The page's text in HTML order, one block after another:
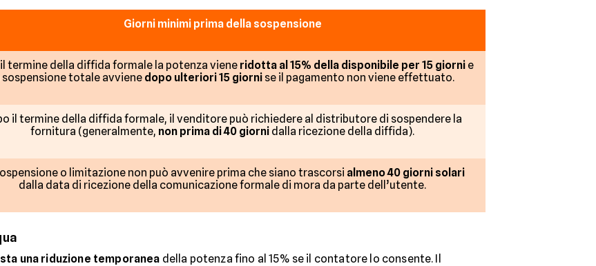
Giorni minimi prima della sospensione
termine della diffida formale la potenza viene ridotta al 15% della disponibile per 15 giorni e
sospensione totale avviene dopo ulteriori 15 giornise il pagamento non viene effettuato.
il termine della diffida formale, il venditore può richiedere al distributore di sospendere la
fornitura (generalmente, non prima di 40 giorni dalla ricezione della diffida).
o limitazione non può avvenire prima che siano trascorsi almeno 40 giorni solari
dalla data di ricezione della comunicazione formale di mora da parte dell’utente.
una riduzione temporanea della potenza fino al 15% se il contatore lo consente. Il